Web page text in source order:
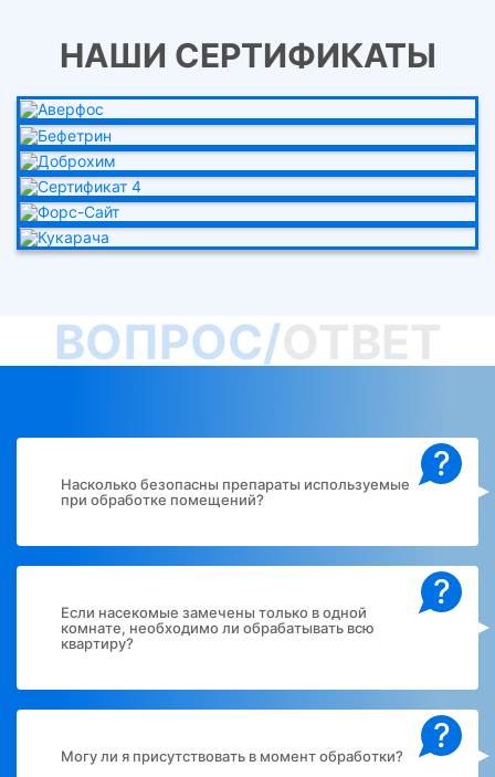
НАШИ СЕРТИФИКАТЫ
ВОПРОС/
?
Насколько безопасны препараты используемые
при обработке помещений?
?
Если насекомые замечены только в одной
комнате, необходимо ли обрабатывать всю
квартиру?
?
Могу ли я присутствовать в момент обработки?